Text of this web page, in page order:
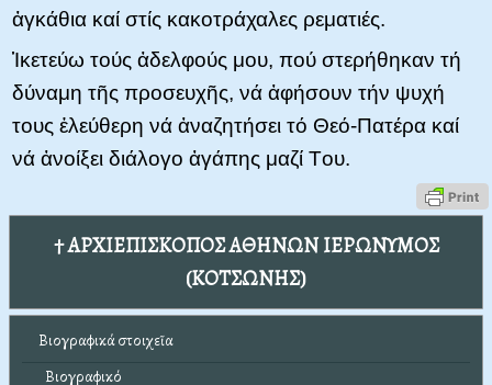
ἀγκάθια καί στίς κακοτράχαλες ρεματιές.
Ἱκετεύω τούς ἀδελφούς μου, πού στερήθηκαν τή
δύναμη τῆς προσευχῆς, νά ἀφήσουν τήν ψυχή
τους ἐλεύθερη νά ἀναζητήσει τό Θεό-Πατέρα καί
νά ἀνοίξει διάλογο ἀγάπης μαζί Tου.
† ΑΡΧΙΕΠΙΣΚΟΠΟΣ ΑΘΗΝΩΝ ΙΕΡΩΝΥΜΟΣ
(ΚΟΤΣΩΝΗΣ)
Βιογραφικά στοιχεῖα
Βιογραφικό